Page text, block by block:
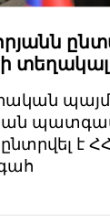
տեղակալ
է